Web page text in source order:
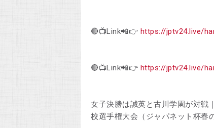
🔴📺Link📲👉 https://jptv24.live/
🔴📺Link📲👉 https://jptv24.live/
女子決勝は誠英と古川学園が対戦
校選手権大会（ジャパネット杯春